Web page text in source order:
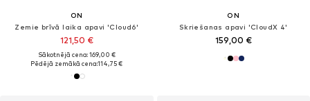
ON
Zemie brīvā laika apavi 'Cloud6'
121,50 €
Sākotnējā cena: 169,00 €
Pēdējā zemākā cena:114,75 €
ON
Skriešanas apavi 'CloudX 4'
159,00 €